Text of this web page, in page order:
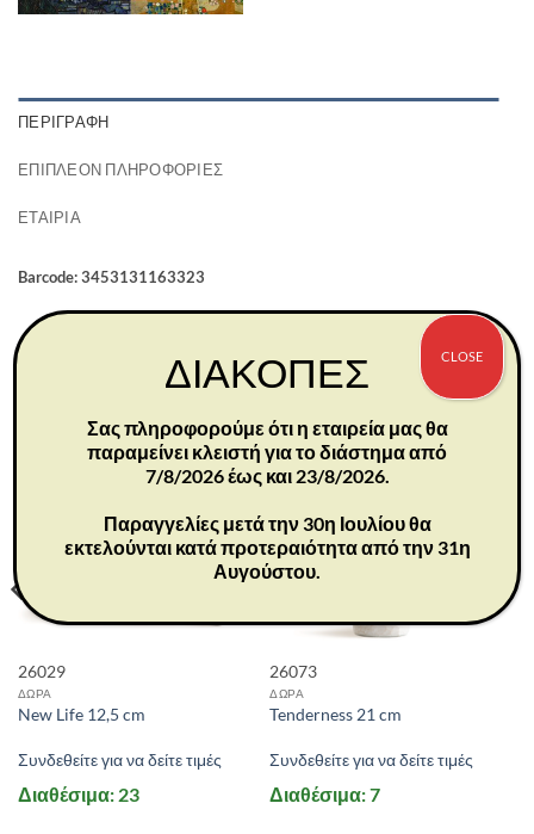
ΠΕΡΙΓΡΑΦΉ
ΕΠΙΠΛΈΟΝ ΠΛΗΡΟΦΟΡΊΕΣ
ΕΤΑΙΡΊΑ
Barcode: 3453131163323
ΣΧΕΤΙΚΆ ΠΡΟΪΌΝΤΑ
26029
ΔΩΡΑ
New Life 12,5 cm
Συνδεθείτε για να δείτε τιμές
Διαθέσιμα: 23
26073
ΔΩΡΑ
Tenderness 21 cm
Συνδεθείτε για να δείτε τιμές
Διαθέσιμα: 7
ΔΙΑΚΟΠΕΣ
Σας πληροφορούμε ότι η εταιρεία μας θα
παραμείνει κλειστή για το διάστημα από
7/8/2026 έως και 23/8/2026.
Παραγγελίες μετά την 30η Ιουλίου θα
εκτελούνται κατά προτεραιότητα από την 31η
Αυγούστου.
CLOSE